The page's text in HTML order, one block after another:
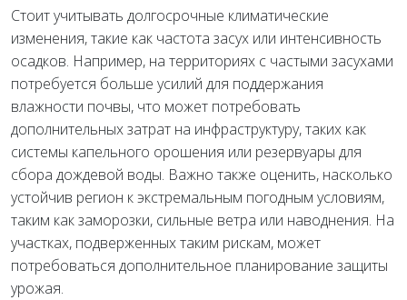
Стоит учитывать долгосрочные климатические
изменения, такие как частота засух или интенсивность
осадков. Например, на территориях с частыми засухами
потребуется больше усилий для поддержания
влажности почвы, что может потребовать
дополнительных затрат на инфраструктуру, таких как
системы капельного орошения или резервуары для
сбора дождевой воды. Важно также оценить, насколько
устойчив регион к экстремальным погодным условиям,
таким как заморозки, сильные ветра или наводнения. На
участках, подверженных таким рискам, может
потребоваться дополнительное планирование защиты
урожая.